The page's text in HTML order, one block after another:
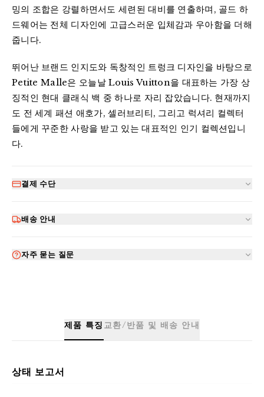
밍의 조합은 강렬하면서도 세련된 대비를 연출하며, 골드 하
드웨어는 전체 디자인에 고급스러운 입체감과 우아함을 더해
줍니다.
뛰어난 브랜드 인지도와 독창적인 트렁크 디자인을 바탕으로
Petite Malle은 오늘날 Louis Vuitton을 대표하는 가장 상
징적인 현대 클래식 백 중 하나로 자리 잡았습니다. 현재까지
도 전 세계 패션 애호가, 셀러브리티, 그리고 럭셔리 컬렉터
들에게 꾸준한 사랑을 받고 있는 대표적인 인기 컬렉션입니
다.
결제 수단
배송 안내
자주 묻는 질문
제품 특징 교환/반품 및 배송 안내
상태 보고서